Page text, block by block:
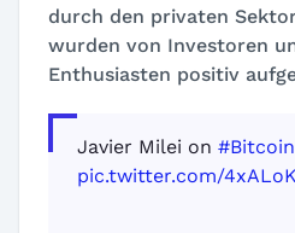
durch den privaten
wurden von Investoren
Enthusiasten positiv
Javier Milei on #Bitcoin
pic.twitter.com/